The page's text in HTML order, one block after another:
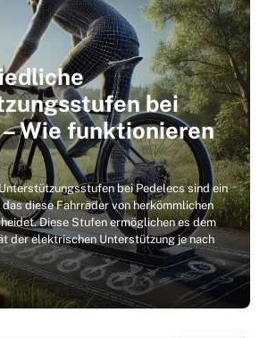
bei
– Wie funktionieren
bei Pedelecs sind ein
diese Fahrräder von herkömmlichen
Diese Stufen ermöglichen es dem
der elektrischen Unterstützung je nach